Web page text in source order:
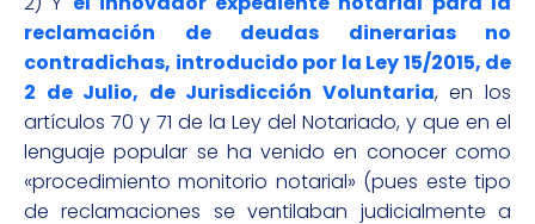
reclamación de deudas dinerarias no
contradichas, introducido por la Ley 15/2015, de
2 de Julio, de Jurisdicción Voluntaria, en los
artículos 70 y 71 de la Ley del Notariado, y que en el
lenguaje popular se ha venido en conocer como
«procedimiento monitorio notarial» (pues este tipo
de reclamaciones se ventilaban judicialmente a